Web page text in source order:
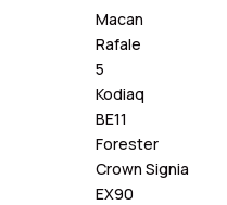
Macan
Rafale
5
Kodiaq
BE11
Forester
Crown Signia
EX90